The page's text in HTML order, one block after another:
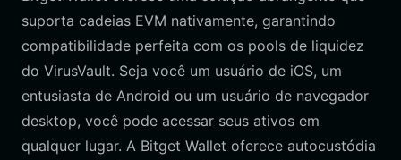
suporta cadeias EVM nativamente, garantindo
compatibilidade perfeita com os pools de liquidez
do VirusVault. Seja você um usuário de iOS, um
entusiasta de Android ou um usuário de navegador
desktop, você pode acessar seus ativos em
qualquer lugar. A Bitget Wallet oferece autocustódia